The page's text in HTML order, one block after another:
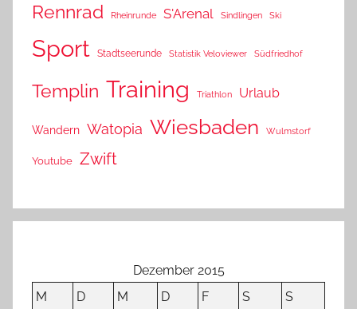
Rennrad Rheinrunde S'Arenal Sindlingen Ski
Sport Stadtseerunde Statistik Veloviewer Südfriedhof
Templin Training Triathlon Urlaub
Wandern Watopia Wiesbaden Wulmstorf
Youtube Zwift
Dezember 2015
M
D M D F S
S